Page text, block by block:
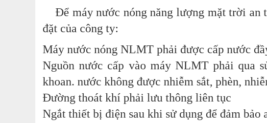
Để máy nước nóng năng lượng mặt trời an
đặt của công ty:
Máy nước nóng NLMT phải được cấp nước
Nguồn nước cấp vào máy NLMT phải qua
khoan. nước không được nhiễm sắt, phèn,
Đường thoát khí phải lưu thông liên tục
Ngắt thiết bị điện sau khi sử dụng để đảm bảo